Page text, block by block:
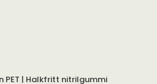
att variation i storlek, färg
PET | Halkfritt nitrilgummi